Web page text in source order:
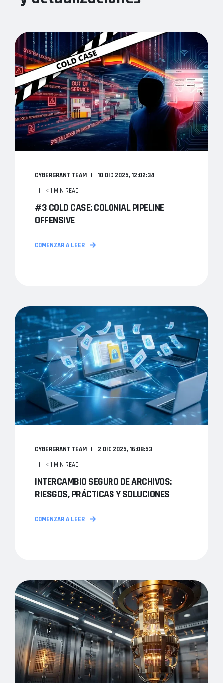
CYBERGRANT TEAM
10 DIC 2025, 12:02:34
< 1 MIN READ
#3 COLD CASE: COLONIAL PIPELINE
OFFENSIVE
COMENZAR A LEER
CYBERGRANT TEAM
2 DIC 2025, 16:08:53
< 1 MIN READ
INTERCAMBIO SEGURO DE ARCHIVOS:
RIESGOS, PRÁCTICAS Y SOLUCIONES
COMENZAR A LEER